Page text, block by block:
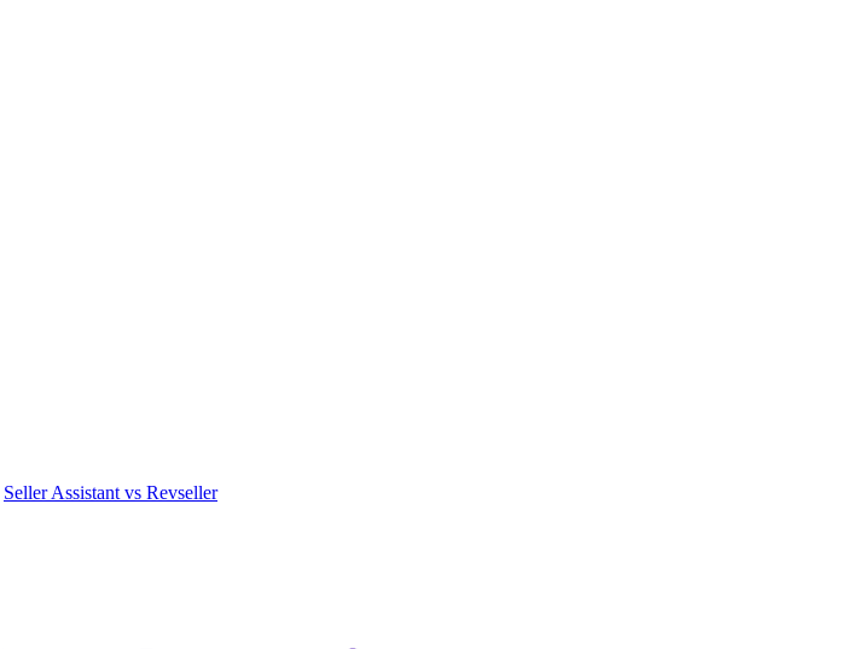
Seller Assistant vs Revseller